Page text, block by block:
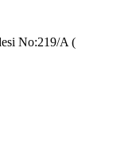
No:219/A (